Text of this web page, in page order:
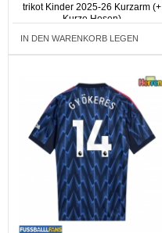
trikot Kinder 2025-26 Kurzarm (+
Kurze Hosen)
IN DEN WARENKORB LEGEN